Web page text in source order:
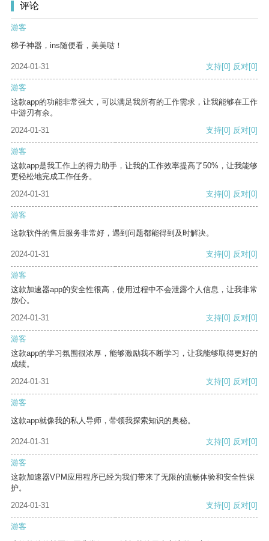
评论
游客
梯子神器，ins随便看，美美哒！
2024-01-31 支持[0] 反对[0]
游客
这款app的功能非常强大，可以满足我所有的工作需求，让我能够在工作
中游刃有余。
2024-01-31
支持[0] 反对[0]
游客
这款app是我工作上的得力助手，让我的工作效率提高了50%，让我能够
更轻松地完成工作任务。
2024-01-31
支持[0] 反对[0]
游客
这款软件的售后服务非常好，遇到问题都能得到及时解决。
2024-01-31 支持[0] 反对[0]
游客
这款加速器app的安全性很高，使用过程中不会泄露个人信息，让我非常
放心。
2024-01-31
支持[0] 反对[0]
游客
这款app的学习氛围很浓厚，能够激励我不断学习，让我能够取得更好的
成绩。
2024-01-31
支持[0] 反对[0]
游客
这款app就像我的私人导师，带领我探索知识的奥秘。
2024-01-31 支持[0] 反对[0]
游客
这款加速器VPM应用程序已经为我们带来了无限的流畅体验和安全性保
护。
2024-01-31
支持[0] 反对[0]
游客